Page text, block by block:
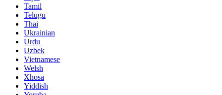
Tamil
Telugu
Thai
Ukrainian
Urdu
Uzbek
Vietnamese
Welsh
Xhosa
Yiddish